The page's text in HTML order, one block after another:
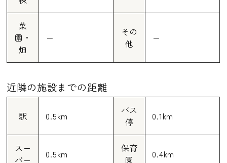
菜
園・
畑
ー
その
他
ー
近隣の施設までの距離
駅 0.5km
バス
停
0.1km
スー
パー
0.5km
保育
園
0.4km